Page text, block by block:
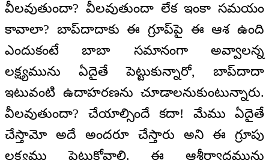
వీలవుతుందా? వీలవుతుందా లేక ఇంకా సమయం
కావాలా? బాప్‌దాదాకు ఈ గ్రూప్‌పై ఈ ఆశ ఉంది
ఎందుకంటే బాబా సమానంగా అవ్వాలన్న
లక్ష్యమును ఏదైతే పెట్టుకున్నారో, బాప్‌దాదా
ఇటువంటి ఉదాహరణను చూడాలనుకుంటున్నారు.
వీలవుతుందా? చేయాల్సిందే కదా! మేము ఏదైతే
చేస్తామో అదే అందరూ చేస్తారు అని ఈ గ్రూపు
లక్ష్యము పెట్టుకోవాలి. ఈ ఆశీర్వాదమును